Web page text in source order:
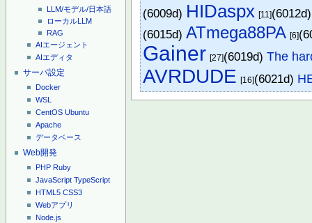
LLM/モデル/日本語
ローカルLLM
RAG
AIエージェント
AIエディタ
サーバ設定
Docker
WSL
CentOS Ubuntu
Apache
データベース
Web開発
PHP Ruby
JavaScript TypeScript
HTML5 CSS3
Webアプリ
Node.js
(6009d) HIDaspx [11]
(6015d)ATmega88PA [6]
Gainer [27](6019d)The
AVRDUDE [16](6021d)